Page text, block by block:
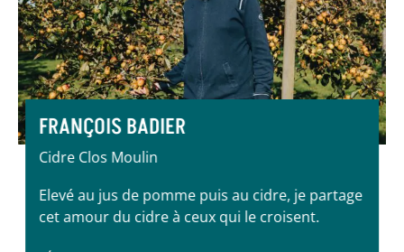
FRANÇOIS BADIER
Cidre Clos Moulin
Elevé au jus de pomme puis au cidre, je partage
cet amour du cidre à ceux qui le croisent.